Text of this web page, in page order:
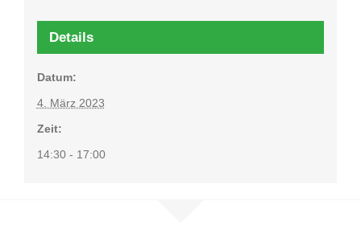
Details
Datum:
4. März 2023
Zeit:
14:30 - 17:00